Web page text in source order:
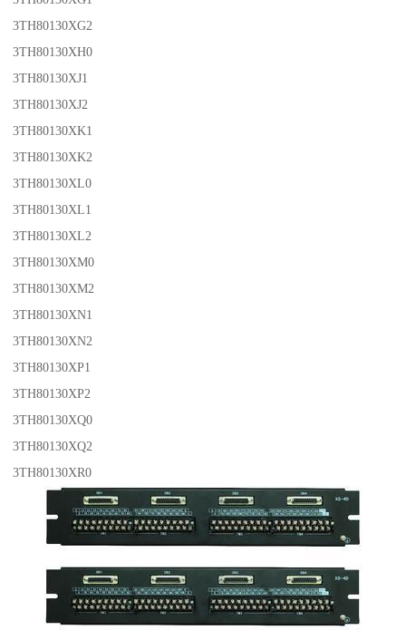
3TH80130XG2
3TH80130XH0
3TH80130XJ1
3TH80130XJ2
3TH80130XK1
3TH80130XK2
3TH80130XL0
3TH80130XL1
3TH80130XL2
3TH80130XM0
3TH80130XM2
3TH80130XN1
3TH80130XN2
3TH80130XP1
3TH80130XP2
3TH80130XQ0
3TH80130XQ2
3TH80130XR0